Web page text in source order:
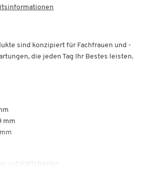
sind konzipiert für Fachfrauen und -
die jeden Tag Ihr Bestes leisten.
mm
auf Haftstreifen